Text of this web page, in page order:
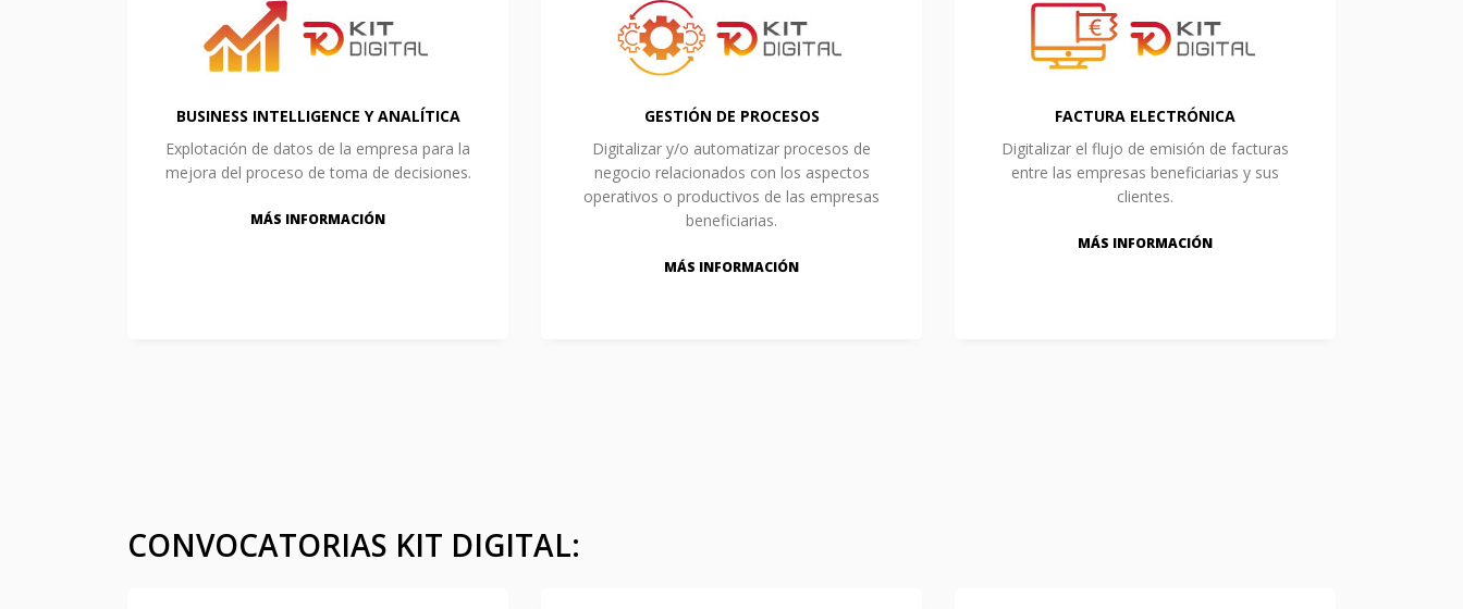
BUSINESS INTELLIGENCE Y ANALÍTICA
Explotación de datos de la empresa para la
mejora del proceso de toma de decisiones.
MÁS INFORMACIÓN
GESTIÓN DE PROCESOS
Digitalizar y/o automatizar procesos de
negocio relacionados con los aspectos
operativos o productivos de las empresas
beneficiarias.
MÁS INFORMACIÓN
FACTURA ELECTRÓNICA
Digitalizar el flujo de emisión de facturas
entre las empresas beneficiarias y sus
clientes.
MÁS INFORMACIÓN
CONVOCATORIAS KIT DIGITAL: